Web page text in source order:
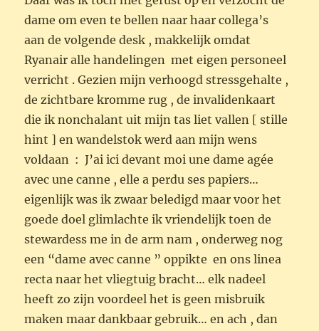
dame om even te bellen naar haar collega’s
aan de volgende desk , makkelijk omdat
Ryanair alle handelingen met eigen personeel
verricht . Gezien mijn verhoogd stressgehalte ,
de zichtbare kromme rug , de invalidenkaart
die ik nonchalant uit mijn tas liet vallen [ stille
hint ] en wandelstok werd aan mijn wens
voldaan : J’ai ici devant moi une dame agée
avec une canne , elle a perdu ses papiers…
eigenlijk was ik zwaar beledigd maar voor het
goede doel glimlachte ik vriendelijk toen de
stewardess me in de arm nam , onderweg nog
een “dame avec canne ” oppikte en ons linea
recta naar het vliegtuig bracht… elk nadeel
heeft zo zijn voordeel het is geen misbruik
maken maar dankbaar gebruik… en ach , dan